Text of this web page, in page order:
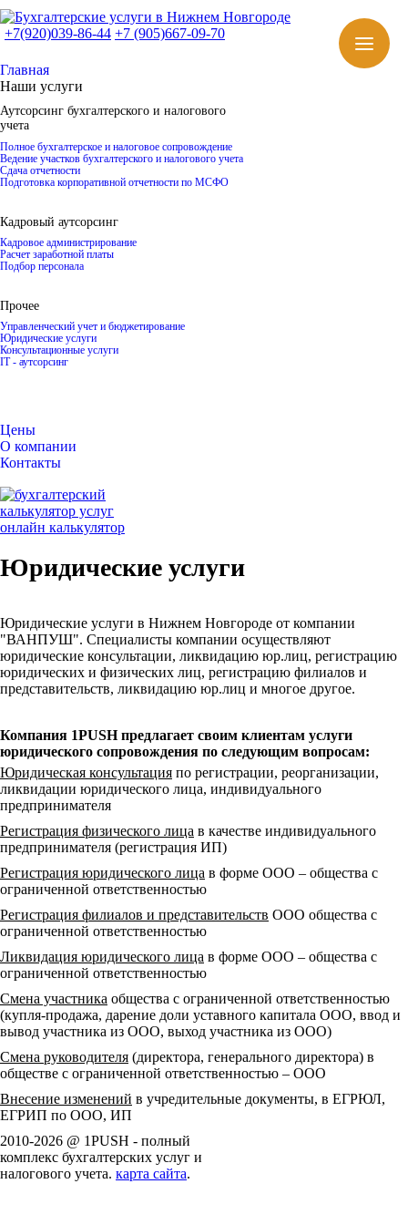
+7(920)039-86-44 +7 (905)667-09-70
Главная
Наши услуги
Аутсорсинг бухгалтерского и налогового
учета
Полное бухгалтерское и налоговое сопровождение
Ведение участков бухгалтерского и налогового учета
Сдача отчетности
Подготовка корпоративной отчетности по МСФО
Кадровый аутсорсинг
Кадровое администрирование
Расчет заработной платы
Подбор персонала
Прочее
Управленческий учет и бюджетирование
Юридические услуги
Консультационные услуги
IT - аутсорсинг
Цены
О компании
Контакты
онлайн калькулятор
Юридические услуги
Юридические услуги в Нижнем Новгороде от компании
"ВАНПУШ". Специалисты компании осуществляют
юридические консультации, ликвидацию юр.лиц, регистрацию
юридических и физических лиц, регистрацию филиалов и
представительств, ликвидацию юр.лиц и многое другое.
Компания 1PUSH предлагает своим клиентам услуги
юридического сопровождения по следующим вопросам:
Юридическая консультация по регистрации, реорганизации,
ликвидации юридического лица, индивидуального
предпринимателя
Регистрация физического лица в качестве индивидуального
предпринимателя (регистрация ИП)
Регистрация юридического лица в форме ООО – общества с
ограниченной ответственностью
Регистрация филиалов и представительств ООО общества с
ограниченной ответственностью
Ликвидация юридического лица в форме ООО – общества с
ограниченной ответственностью
Смена участника общества с ограниченной ответственностью
(купля-продажа, дарение доли уставного капитала ООО, ввод и
вывод участника из ООО, выход участника из ООО)
Смена руководителя (директора, генерального директора) в
обществе с ограниченной ответственностью – ООО
Внесение изменений в учредительные документы, в ЕГРЮЛ,
ЕГРИП по ООО, ИП
2010-2026 @ 1PUSH - полный
комплекс бухгалтерских услуг и
налогового учета. карта сайта.